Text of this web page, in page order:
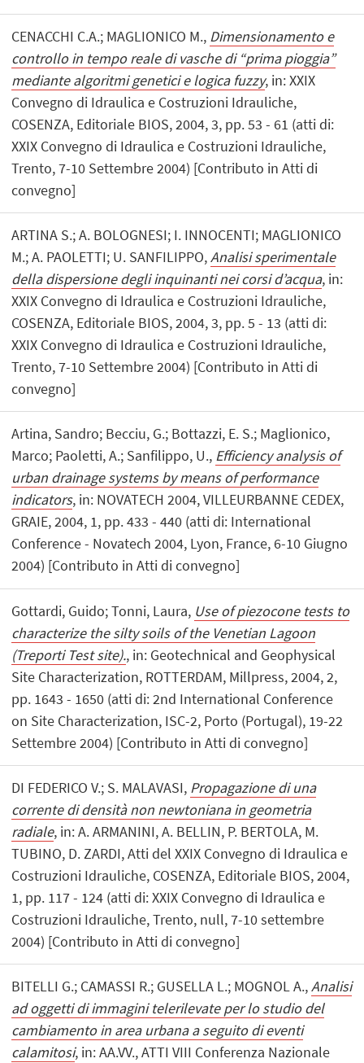
CENACCHI C.A.; MAGLIONICO M., Dimensionamento e
controllo in tempo reale di vasche di “prima pioggia”
mediante algoritmi genetici e logica fuzzy, in: XXIX
Convegno di Idraulica e Costruzioni Idrauliche,
COSENZA, Editoriale BIOS, 2004, 3, pp. 53 - 61 (atti di:
XXIX Convegno di Idraulica e Costruzioni Idrauliche,
Trento, 7-10 Settembre 2004) [Contributo in Atti di
convegno]
ARTINA S.; A. BOLOGNESI; I. INNOCENTI; MAGLIONICO
M.; A. PAOLETTI; U. SANFILIPPO,Analisi sperimentale
della dispersione degli inquinanti nei corsi d’acqua, in:
XXIX Convegno di Idraulica e Costruzioni Idrauliche,
COSENZA, Editoriale BIOS, 2004, 3, pp. 5 - 13 (atti di:
XXIX Convegno di Idraulica e Costruzioni Idrauliche,
Trento, 7-10 Settembre 2004) [Contributo in Atti di
convegno]
Artina, Sandro; Becciu, G.; Bottazzi, E. S.; Maglionico,
Marco; Paoletti, A.; Sanfilippo, U., Efficiency analysis of
urban drainage systems by means of performance
indicators, in: NOVATECH 2004, VILLEURBANNE CEDEX,
GRAIE, 2004, 1, pp. 433 - 440 (atti di: International
Conference - Novatech 2004, Lyon, France, 6-10 Giugno
2004) [Contributo in Atti di convegno]
Gottardi, Guido; Tonni, Laura, Use of piezocone tests to
characterize the silty soils of the Venetian Lagoon
(Treporti Test site)., in: Geotechnical and Geophysical
Site Characterization, ROTTERDAM, Millpress, 2004, 2,
pp. 1643 - 1650 (atti di: 2nd International Conference
on Site Characterization, ISC-2, Porto (Portugal), 19-22
Settembre 2004) [Contributo in Atti di convegno]
DI FEDERICO V.; S. MALAVASI, Propagazione di una
corrente di densità non newtoniana in geometria
radiale, in: A. ARMANINI, A. BELLIN, P. BERTOLA, M.
TUBINO, D. ZARDI, Atti del XXIX Convegno di Idraulica e
Costruzioni Idrauliche, COSENZA, Editoriale BIOS, 2004,
1, pp. 117 - 124 (atti di: XXIX Convegno di Idraulica e
Costruzioni Idrauliche, Trento, null, 7-10 settembre
2004) [Contributo in Atti di convegno]
BITELLI G.; CAMASSI R.; GUSELLA L.; MOGNOL A.,Analisi
ad oggetti di immagini telerilevate per lo studio del
cambiamento in area urbana a seguito di eventi
calamitosi, in: AA.VV., ATTI VIII Conferenza Nazionale